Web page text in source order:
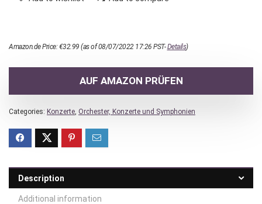
Amazon.de Price:€32.99 (as of 08/07/2022 17:26 PST-Details)
AUF AMAZON PRÜFEN
Categories: Konzerte Orchester, Konzerte und Symphonien
Description
Additional information